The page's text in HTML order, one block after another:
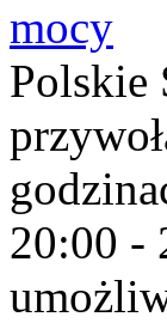
mocy
Polskie
20:00 -